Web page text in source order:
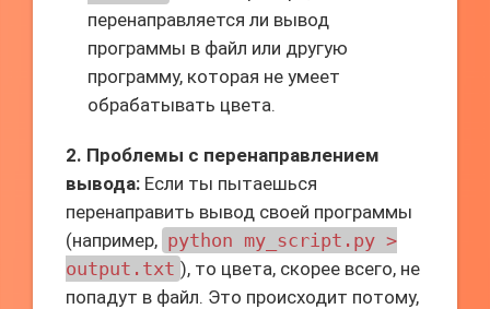
перенаправляется ли вывод
программы в файл или другую
программу, которая не умеет
обрабатывать цвета.
2. Проблемы с перенаправлением
вывода: Если ты пытаешься
перенаправить вывод своей программы
(например, python my_script.py >
output.txt ), то цвета, скорее всего, не
попадут в файл. Это происходит потому,